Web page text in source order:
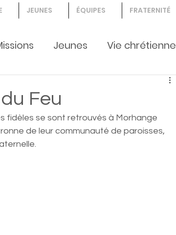
JEUNES ÉQUIPES FRATERNITÉ
Jeunes Vie chrétienne
Feu
fidèles se sont retrouvés à Morhange
de leur communauté de paroisses,